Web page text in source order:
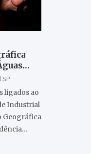
ligados ao
Industrial
Geográfica